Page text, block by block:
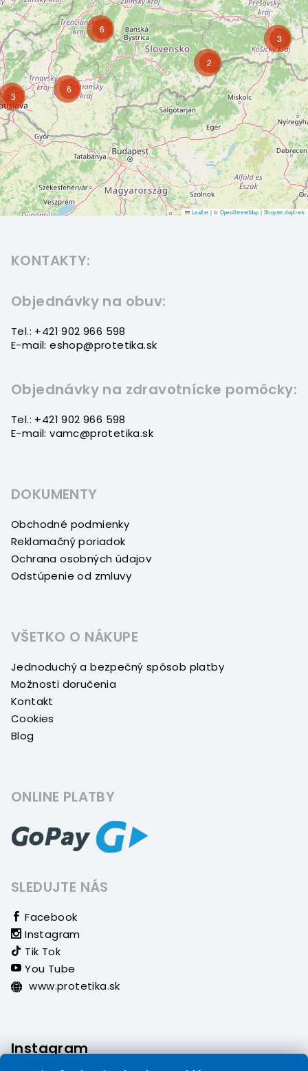
2
3
3
6
6
Leaflet | © OpenStreetMap | Shoptet doplnek
KONTAKTY:
Objednávky na obuv:
Tel.: +421 902 966 598
E-mail: eshop@protetika.sk
Objednávky na zdravotnícke pomôcky:
Tel.: +421 902 966 598
E-mail: vamc@protetika.sk
DOKUMENTY
Obchodné podmienky
Reklamačný poriadok
Ochrana osobných údajov
Odstúpenie od zmluvy
VŠETKO O NÁKUPE
Jednoduchý a bezpečný spôsob platby
Možnosti doručenia
Kontakt
Cookies
Blog
ONLINE PLATBY
SLEDUJTE NÁS
Facebook
Instagram
Tik Tok
You Tube
www.protetika.sk
Instagram